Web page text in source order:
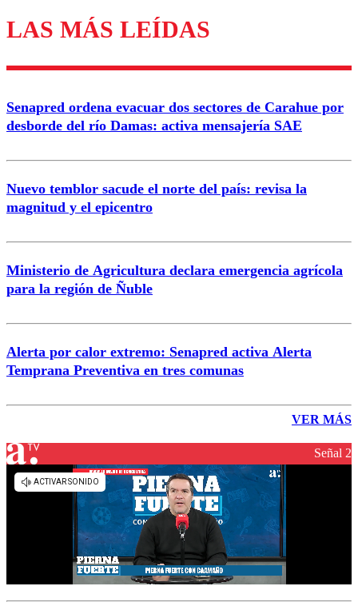
Enviar comentario
LAS MÁS LEÍDAS
Senapred ordena evacuar dos sectores de Carahue por
desborde del río Damas: activa mensajería SAE
Nuevo temblor sacude el norte del país: revisa la
magnitud y el epicentro
Ministerio de Agricultura declara emergencia agrícola
para la región de Ñuble
Alerta por calor extremo: Senapred activa Alerta
Temprana Preventiva en tres comunas
VER MÁS
Señal 2